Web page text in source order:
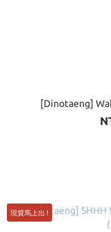
[Dinotaeng]
現貨馬上出 !